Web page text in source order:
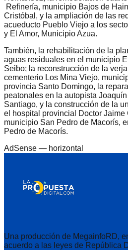
Refinería, municipio Bajos de
Cristóbal, y la ampliación de las
acueducto Pueblo Viejo a los
y El Amor, Municipio Azua.
También, la rehabilitación de la
aguas residuales en el municipio
Seibo; la reconstrucción de la
cementerio Los Mina Viejo,
provincia Santo Domingo, la
peatonales en la autopista
Santiago, y la construcción de la
el hospital provincial Doctor Jaime
municipio San Pedro de Macorís,
Pedro de Macorís.
AdSense — horizontal
Una producción de MegainfoRD,
acuerdo a las leyes de República